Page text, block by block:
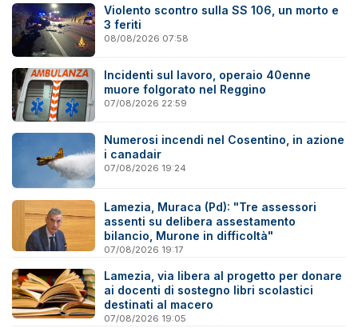
Violento scontro sulla SS 106, un morto e
3 feriti
08/08/2026 07:58
Incidenti sul lavoro, operaio 40enne
muore folgorato nel Reggino
07/08/2026 22:59
Numerosi incendi nel Cosentino, in azione
i canadair
07/08/2026 19:24
Lamezia, Muraca (Pd): "Tre assessori
assenti su delibera assestamento
bilancio, Murone in difficoltà"
07/08/2026 19:17
Lamezia, via libera al progetto per donare
ai docenti di sostegno libri scolastici
destinati al macero
07/08/2026 19:05